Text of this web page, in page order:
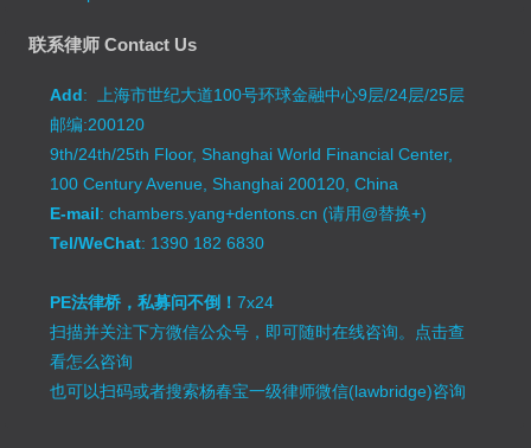
联系律师 Contact Us
Add: 上海市世纪大道100号环球金融中心9层/24层/25层
邮编:200120
9th/24th/25th Floor, Shanghai World Financial Center,
100 Century Avenue, Shanghai 200120, China
E-mail: chambers.yang+dentons.cn (请用@替换+)
Tel/WeChat: 1390 182 6830
PE法律桥，私募问不倒！7x24
扫描并关注下方微信公众号，即可随时在线咨询。 点击查
看怎么咨询
也可以扫码或者搜索杨春宝一级律师微信(lawbridge)咨询